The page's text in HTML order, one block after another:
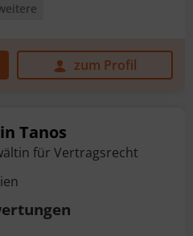
zum Profil
Tanos
für Vertragsrecht